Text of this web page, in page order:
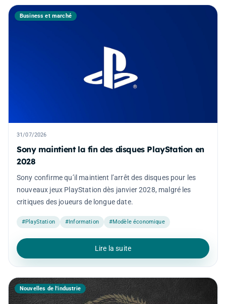
Business et marché
31/07/2026
Sony maintient la fin des disques PlayStation en
2028
Sony confirme qu’il maintient l’arrêt des disques pour les
nouveaux jeux PlayStation dès janvier 2028, malgré les
critiques des joueurs de longue date.
#PlayStation #Information #Modèle économique
Lire la suite
Nouvelles de l'industrie